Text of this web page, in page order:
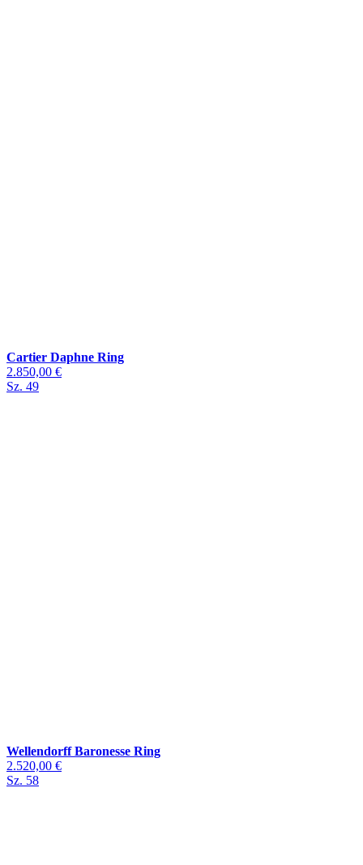
Cartier Daphne Ring
2.850,00 €
Sz. 49
Wellendorff Baronesse Ring
2.520,00 €
Sz. 58